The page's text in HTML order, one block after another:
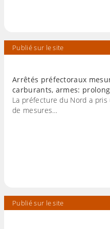
Publié sur le site
Arrêtés préfectoraux
carburants, armes:
La préfecture du Nord a
de mesures…
Publié sur le site